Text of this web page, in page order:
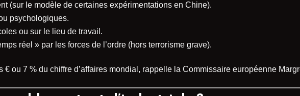
(sur le modèle de certaines expérimentations en Chine).
psychologiques.
ou sur le lieu de travail.
réel » par les forces de l’ordre (hors terrorisme grave).
€ ou 7 % du chiffre d’affaires mondial, rappelle la Commissaire européenne